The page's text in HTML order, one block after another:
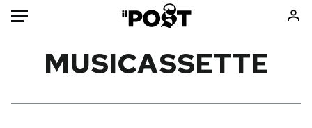
MUSICASSETTE